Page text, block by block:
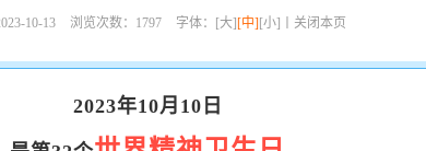
10-13 浏览次数： 1797 字体： [大] [中] [小] 关闭本页
2023年10月10日